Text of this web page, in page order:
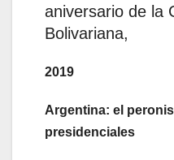
aniversario de la
Bolivariana,
2019
Argentina: el
presidenciales